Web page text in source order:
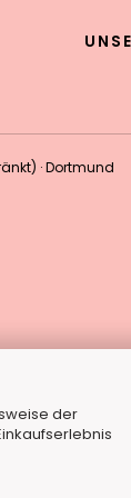
der
· Dortmund